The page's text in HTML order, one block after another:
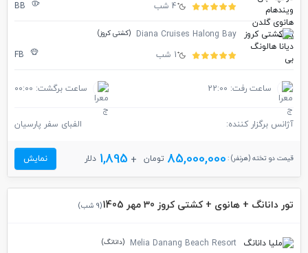
4 شب BB
Diana Cruises Halong Bay (کشتی کروز)
1 شب FB
ساعت رفت: 22:00 ساعت برگشت: 00:00
آژانس برگزار کننده: الفبای سفر پارسیان
قیمت دو تخته (هرنفر) : 85,000,000 تومان 1,895 دلار نمایش
تور دانانگ + هانوی + کشتی کروز 30 مهر 1405 (9 شب)
Melia Danang Beach Resort (دانانگ)